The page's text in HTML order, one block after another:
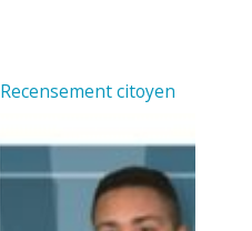
Recensement citoyen